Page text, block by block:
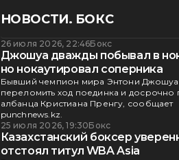
НОВОСТИ. БОКС
26 июля 2026, 22:46Бокс
Джошуа дважды побывал в
но нокаутировал соперника
Бывший чемпион мира Энтони Джошуа
переломить ход поединка и досрочно
албанца Кристиана Пренгу, сообщает
punchnews.kz.
25 июля 2026, 19:30Бокс
Казахстанский боксер
отстоял титул WBA Asia